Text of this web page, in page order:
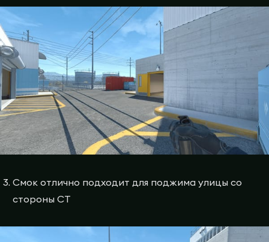
Смок отлично подходит для поджима улицы со
стороны СТ